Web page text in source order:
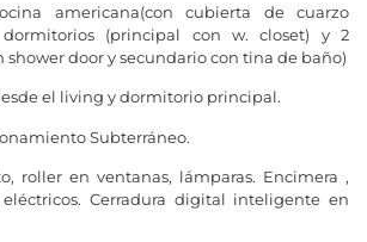
americana(con cubierta de cuarzo
(principal con w. closet) y 2
door y secundario con tina de baño)
el living y dormitorio principal.
Subterráneo.
roller en ventanas, lámparas. Encimera ,
Cerradura digital inteligente en